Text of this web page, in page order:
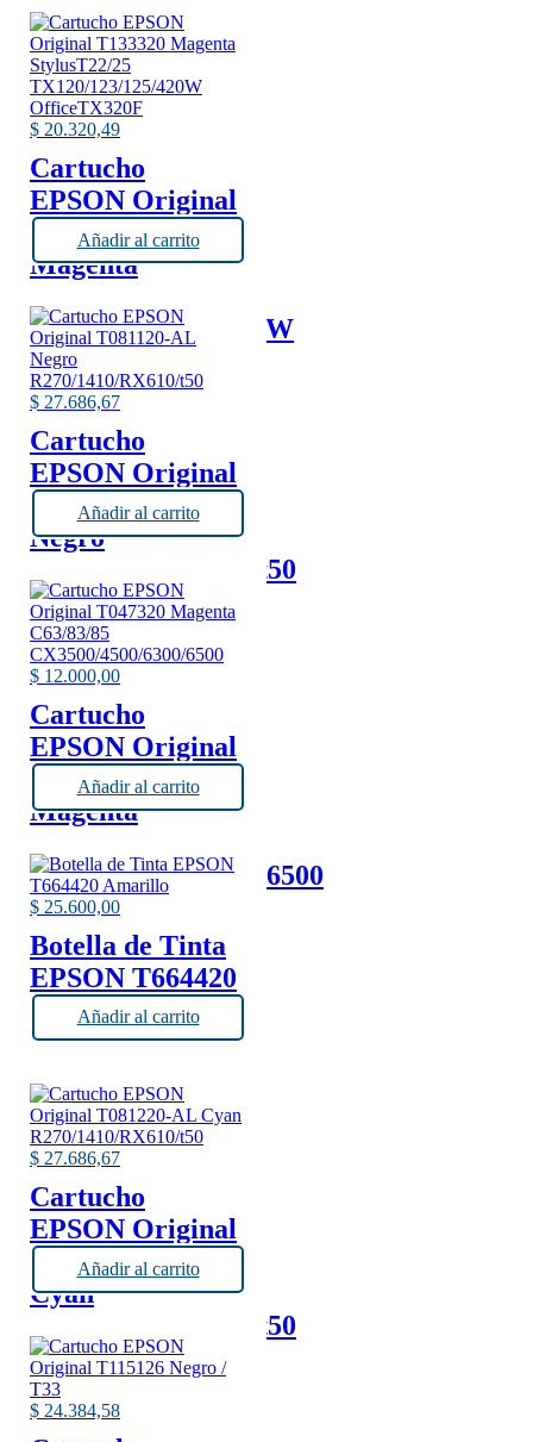
$ 20.320,49
Cartucho
EPSON Original
T133320
Magenta
TX120/123/125/420W
OfficeTX320F
Añadir al carrito
$ 27.686,67
Cartucho
EPSON Original
T081120-AL
Negro
R270/1410/RX610/t50
Añadir al carrito
$ 12.000,00
Cartucho
EPSON Original
T047320
Magenta
CX3500/4500/6300/6500
Añadir al carrito
$ 25.600,00
Botella de Tinta
EPSON T664420
Amarillo
Añadir al carrito
$ 27.686,67
Cartucho
EPSON Original
T081220-AL
Cyan
R270/1410/RX610/t50
Añadir al carrito
$ 24.384,58